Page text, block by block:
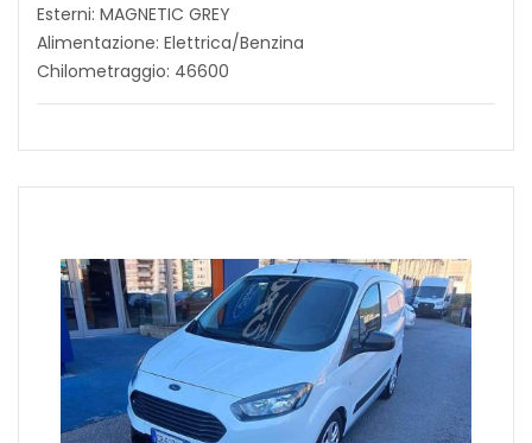
Esterni: MAGNETIC GREY
Alimentazione: Elettrica/Benzina
Chilometraggio: 46600